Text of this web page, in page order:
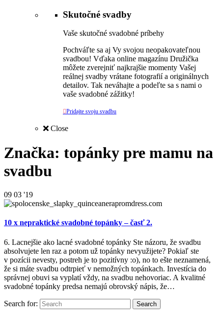
Skutočné svadby
Vaše skutočné svadobné príbehy
Pochváľte sa aj Vy svojou neopakovateľnou
svadbou! Vďaka online magazínu Družička
môžete zverejniť najkrajšie momenty Vašej
reálnej svadby vrátane fotografií a originálnych
detailov. Tak neváhajte a podeľte sa s nami o
vaše svadobné zážitky!
Pridajte svoju svadbu
Close
Značka: topánky pre mamu na
svadbu
09 03 '19
10 x nepraktické svadobné topánky – časť 2.
6. Lacnejšie ako lacné svadobné topánky Ste názoru, že svadbu
absolvujete len raz a potom už topánky nevyužijete? Pokiaľ ste
v pozícii nevesty, postreh je to pozitívny :o), no to ešte neznamená,
že si máte svadbu odtrpieť v nemožných topánkach. Investícia do
správnej obuvi sa vyplatí vždy, na svadbu nehovoriac. A kvalitné
svadobné topánky predsa nemajú obrovský nápis, že…
Search for: